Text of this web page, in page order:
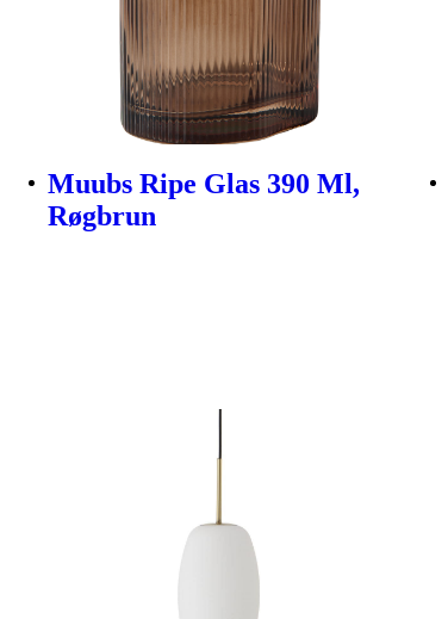
Muubs Ripe Glas 390 Ml,
Røgbrun